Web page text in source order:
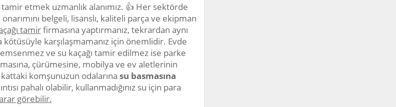
tamir etmek uzmanlık alanımız. 👍 Her sektörde
belgeli, lisanslı, kaliteli parça ve ekipman
tamirfirmasına yaptırmanız, tekrardan aynı
karşılaşmamanız için önemlidir. Evde
ve su kaçağı tamir edilmez ise parke
çürümesine, mobilya ve ev aletlerinin
komşunuzun odalarına su basmasına
pahalı olabilir, kullanmadığınız su için para
görebilir.